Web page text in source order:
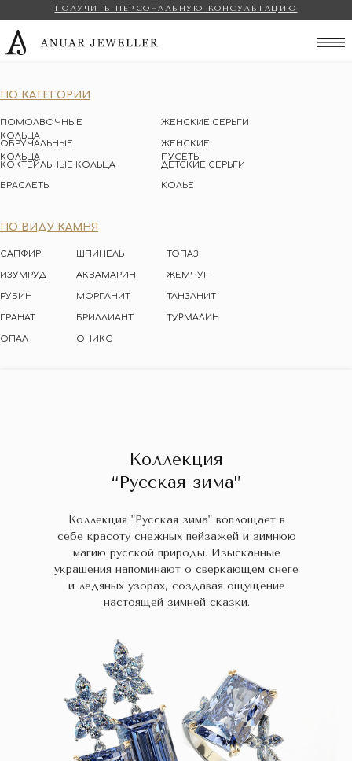
ПОЛУЧИТЬ ПЕРСОНАЛЬНУЮ КОНСУЛЬТАЦИЮ
ПО КАТЕГОРИИ
ПОМОЛВОЧНЫЕ
КОЛЬЦА
ОБРУЧАЛЬНЫЕ
КОЛЬЦА
ЖЕНСКИЕ СЕРЬГИ
КОКТЕЙЛЬНЫЕ КОЛЬЦА
ЖЕНСКИЕ
ПУСЕТЫ
ДЕТСКИЕ СЕРЬГИ
БРАСЛЕТЫ
КОЛЬЕ
ПО ВИДУ КАМНЯ
САПФИР
ИЗУМРУД
ШПИНЕЛЬ
РУБИН
АКВАМАРИН
МОРГАНИТ
ГРАНАТ БРИЛЛИАНТ
ТОПАЗ
ЖЕМЧУГ
ТУРМАЛИН
ТАНЗАНИТ
ОНИКС
ОПАЛ
Коллекция
“Русская зима”
Коллекция "Русская зима" воплощает в
себе красоту снежных пейзажей и зимнюю
магию русской природы. Изысканные
украшения напоминают о сверкающем снеге
и ледяных узорах, создавая ощущение
настоящей зимней сказки.